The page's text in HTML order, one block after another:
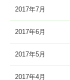
2017年7月
2017年6月
2017年5月
2017年4月